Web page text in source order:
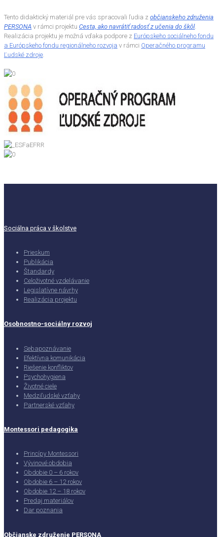
Tento didaktický materiál pre vás spracovali ľudia z občianskeho združenia
PERSONA v rámci projektu Cesta, ako navrátiť radosť z učenia do škôl
Realizácia projektu je možná vďaka podpore z Európskeho sociálneho fondu
a Európskeho fondu regionálneho rozvoja v rámci Operačného programu
Ľudské zdroje
Sociálna práca v školstve
Prieskum
Publikácia
Štandardy
Celoživotné vzdelávanie
Legislatívne návrhy
Realizácia projektu
Osobnostno-sociálny rozvoj
Sebapoznávanie
Efektívna komunikácia
Riešenie konfliktov
Psychohygiena
Životné ciele
Medziľudské vzťahy
Partnerské vzťahy
Montessori pedagogika
Princípy Montessori
Vývinové obdobia
Obdobie 0 – 6 rokov
Obdobie 6 – 12 rokov
Obdobie 12 – 18 rokov
Predaj materiálov
Dar poznania
Občianske združenie PERSONA